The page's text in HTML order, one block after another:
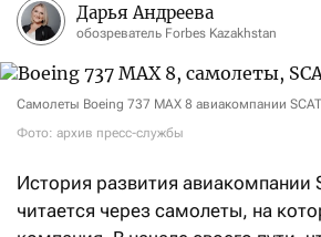
Дарья Андреева
обозреватель Forbes Kazakhstan
Самолеты Boeing 737 MAX 8 авиакомпании SCAT
Фото: архив пресс-службы
История развития авиакомпании
читается через самолеты, на